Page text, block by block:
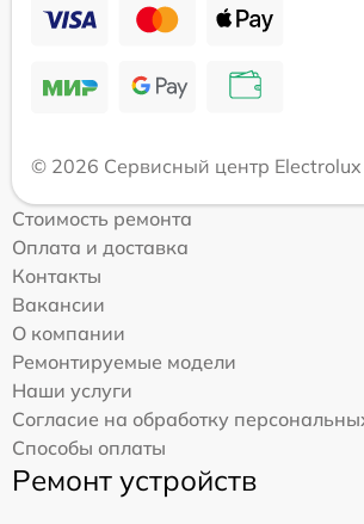
© 2026 Сервисный центр Electrolux
Стоимость ремонта
Оплата и доставка
Контакты
Вакансии
О компании
Ремонтируемые модели
Наши услуги
Согласие на обработку
Способы оплаты
Ремонт устройств